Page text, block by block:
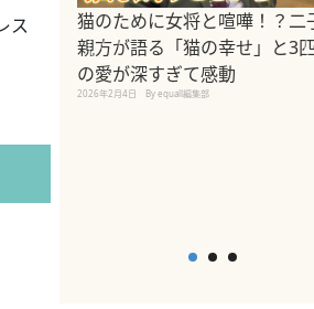
ス
猫のために女将と喧嘩！？二
親方が語る「猫の幸せ」と3
の愛が深すぎて感動
2026年2月4日 By equall編集部